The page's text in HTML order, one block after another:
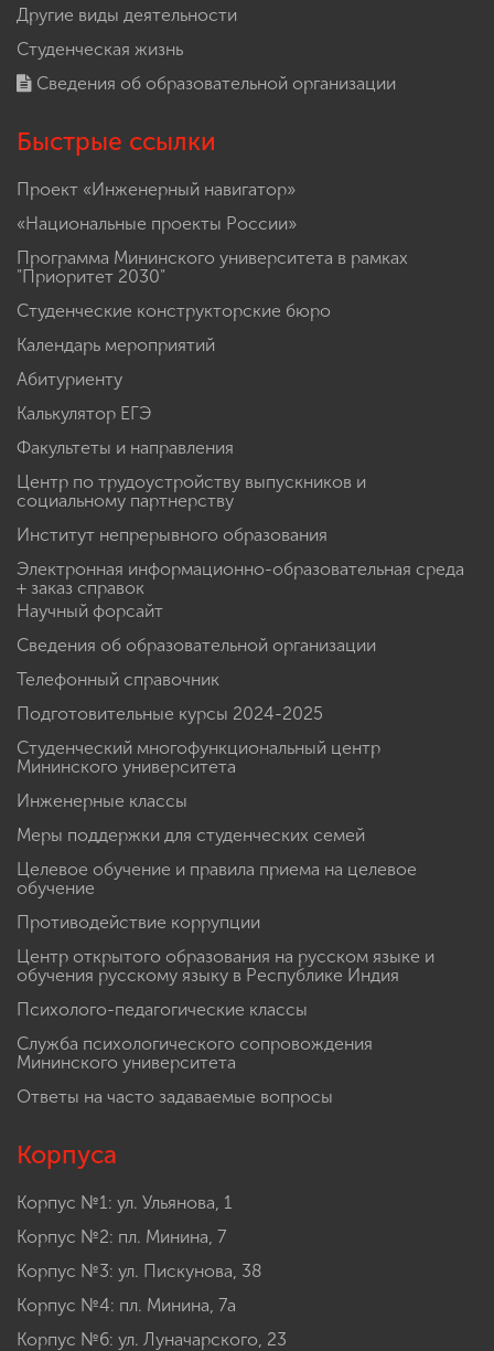
Другие виды деятельности
Студенческая жизнь
Сведения об образовательной организации
Быстрые ссылки
Проект «Инженерный навигатор»
«Национальные проекты России»
Программа Мининского университета в рамках
"Приоритет 2030"
Студенческие конструкторские бюро
Календарь мероприятий
Абитуриенту
Калькулятор ЕГЭ
Факультеты и направления
Центр по трудоустройству выпускников и
социальному партнерству
Институт непрерывного образования
Электронная информационно-образовательная среда
+ заказ справок
Научный форсайт
Сведения об образовательной организации
Телефонный справочник
Подготовительные курсы 2024-2025
Студенческий многофункциональный центр
Мининского университета
Инженерные классы
Меры поддержки для студенческих семей
Целевое обучение и правила приема на целевое
обучение
Противодействие коррупции
Центр открытого образования на русском языке и
обучения русскому языку в Республике Индия
Психолого-педагогические классы
Служба психологического сопровождения
Мининского университета
Ответы на часто задаваемые вопросы
Корпуса
Корпус №1: ул. Ульянова, 1
Корпус №2: пл. Минина, 7
Корпус №3: ул. Пискунова, 38
Корпус №4: пл. Минина, 7а
Корпус №6: ул. Луначарского, 23